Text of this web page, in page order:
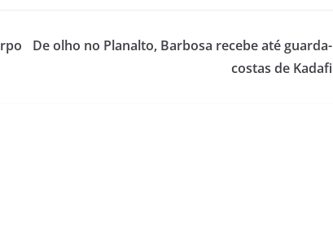
De olho no Planalto, Barbosa recebe até guarda-
costas de Kadafi